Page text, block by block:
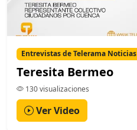
Entrevistas de Telerama Noticias
Teresita Bermeo
130 visualizaciones
Ver Video